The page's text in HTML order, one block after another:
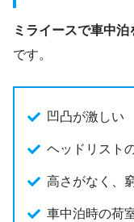
ミライースで車中
です。
凹凸が激しい
ヘッドリスト
高さがなく、
車中泊時の荷